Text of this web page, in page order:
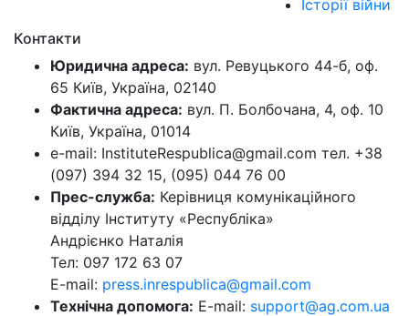
Історії війни
Контакти
Юридична адреса: вул. Ревуцького 44-б, оф.
65 Київ, Україна, 02140
Фактична адреса: вул. П. Болбочана, 4, оф. 10
Київ, Україна, 01014
e-mail: InstituteRespublica@gmail.com тел. +38
(097) 394 32 15, (095) 044 76 00
Прес-служба: Керівниця комунікаційного
відділу Інституту «Республіка»
Андрієнко Наталія
Тел: 097 172 63 07
E-mail: press.inrespublica@gmail.com
Технічна допомога: E-mail: support@ag.com.ua